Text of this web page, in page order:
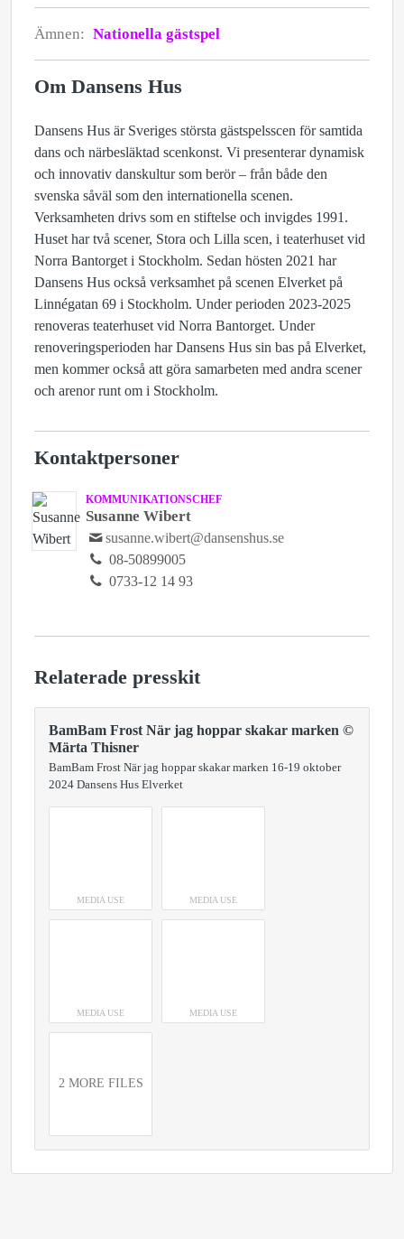
Ämnen: Nationella gästspel
Om Dansens Hus
Dansens Hus är Sveriges största gästspelsscen för samtida
dans och närbesläktad scenkonst. Vi presenterar dynamisk
och innovativ danskultur som berör – från både den
svenska såväl som den internationella scenen.
Verksamheten drivs som en stiftelse och invigdes 1991.
Huset har två scener, Stora och Lilla scen, i teaterhuset vid
Norra Bantorget i Stockholm. Sedan hösten 2021 har
Dansens Hus också verksamhet på scenen Elverket på
Linnégatan 69 i Stockholm. Under perioden 2023-2025
renoveras teaterhuset vid Norra Bantorget. Under
renoveringsperioden har Dansens Hus sin bas på Elverket,
men kommer också att göra samarbeten med andra scener
och arenor runt om i Stockholm.
Kontaktpersoner
KOMMUNIKATIONSCHEF
Susanne Wibert
susanne.wibert@dansenshus.se
08-50899005
0733-12 14 93
Relaterade presskit
BamBam Frost När jag hoppar skakar marken ©
Märta Thisner
BamBam Frost När jag hoppar skakar marken 16-19 oktober
2024 Dansens Hus Elverket
MEDIA USE MEDIA USE
MEDIA USE MEDIA USE
2 MORE FILES